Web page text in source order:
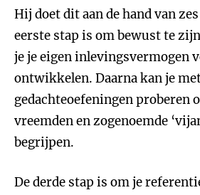
Hij doet dit aan de hand van
eerste stap is om bewust te
je je eigen inlevingsvermogen
ontwikkelen. Daarna kan je
gedachteoefeningen proberen
vreemden en zogenoemde
begrijpen.
De derde stap is om je